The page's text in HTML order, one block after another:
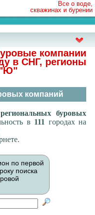
Все о воде,
скважинах и бурении
компании
в СНГ, регионы
компаний
буровых
в 111 городах на
по первой
поиска